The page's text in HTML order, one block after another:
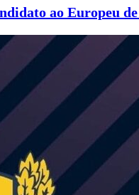
ao Europeu